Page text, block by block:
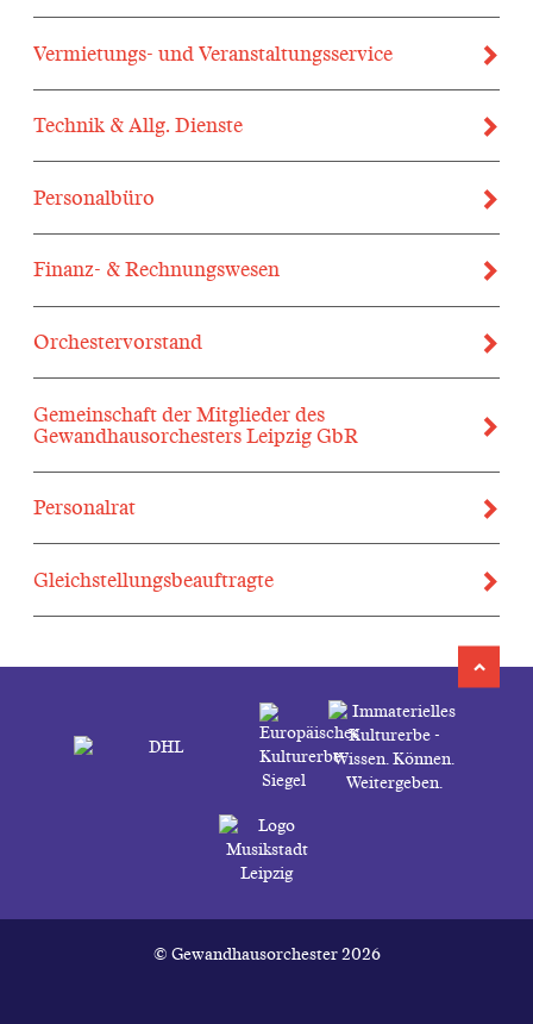
Vermie­tungs- und Veran­staltungs­service
Technik & Allg. Dienste
Personal­büro
Finanz- & Rechnungs­wesen
Orchestervorstand
Gemeinschaft der Mitglieder des
Gewandhausorchesters Leipzig GbR
Personalrat
Gleichstellungsbeauftragte
© Gewandhausorchester 2026